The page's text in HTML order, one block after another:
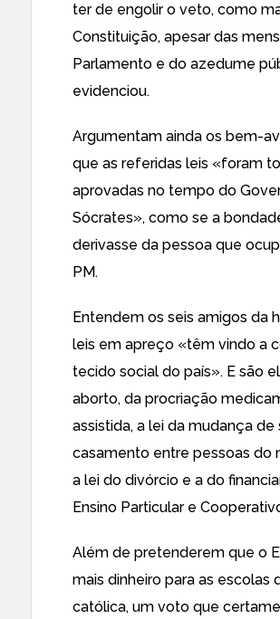
ter de engolir o veto, como
Constituição, apesar das
Parlamento e do azedume
evidenciou.
Argumentam ainda os bem-
que as referidas leis «foram
aprovadas no tempo do
Sócrates», como se a
derivasse da pessoa que
PM.
Entendem os seis amigos da
leis em apreço «têm vindo a
tecido social do país». E são
aborto, da procriação
assistida, a lei da mudança de
casamento entre pessoas do
a lei do divórcio e a do
Ensino Particular e
Além de pretenderem que o
mais dinheiro para as escolas
católica, um voto que